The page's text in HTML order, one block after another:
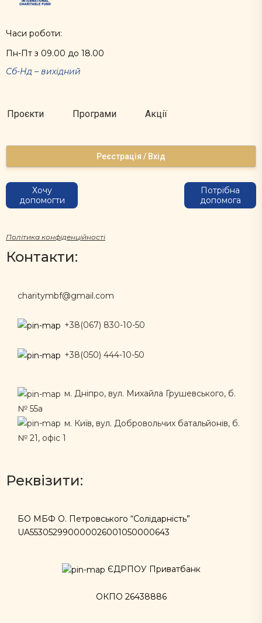
Часи роботи:
Пн-Пт з 09.00 до 18.00
Сб-Нд – вихідний
Проєкти Програми Акції
Реєстрація / Вхід
Хочу
допомогти
Потрібна
допомога
Політика конфіденційності
Контакти:
charitymbf@gmail.com
+38(067) 830-10-50
+38(050) 444-10-50
м. Дніпро, вул. Михайла Грушевського, б.
№ 55а
м. Київ, вул. Добровольчих батальйонів, б.
№ 21, офіс 1
Реквізити:
БО МБФ О. Петровського “Солідарність”
UA553052990000026001050000643
ЄДРПОУ Приватбанк
ОКПО 26438886